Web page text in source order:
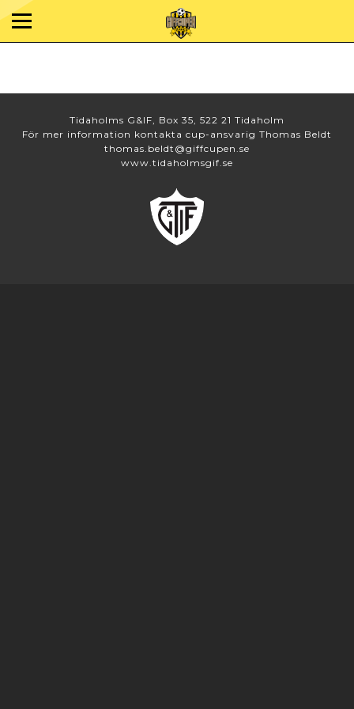
Tidaholms G&IF, Box 35, 522 21 Tidaholm
För mer information kontakta cup-ansvarig Thomas Beldt
thomas.beldt@giffcupen.se
www.tidaholmsgif.se